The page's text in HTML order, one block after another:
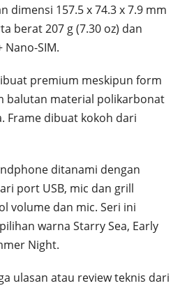
dimensi 157.5 x 74.3 x 7.9 mm
berat 207 g (7.30 oz) dan
Nano-SIM.
premium meskipun form
balutan material polikarbonat
Frame dibuat kokoh dari
ditanami dengan
port USB, mic dan grill
volume dan mic. Seri ini
warna Starry Sea, Early
Night.
ulasan atau review teknis dari